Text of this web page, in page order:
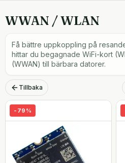
WWAN / WLAN
Få bättre uppkoppling på
hittar du begagnade WiFi-kort
(WWAN) till bärbara datorer.
Tillbaka
- 79 %